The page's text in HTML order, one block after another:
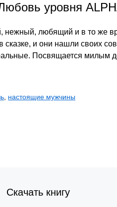
уровня
нежный, любящий и в то же
сказке, и они нашли своих
Посвящается милым
настоящие мужчины
Скачать книгу